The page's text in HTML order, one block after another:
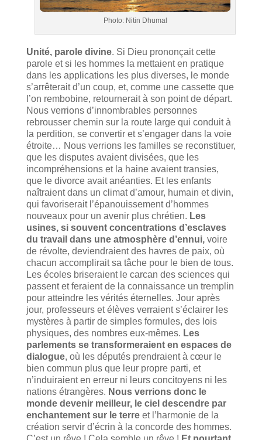
Photo: Nitin Dhumal
Unité, parole divine. Si Dieu prononçait cette
parole et si les hommes la mettaient en pratique
dans les applications les plus diverses, le monde
s’arrêterait d’un coup, et, comme une cassette que
l’on rembobine, retournerait à son point de départ.
Nous verrions d’innombrables personnes
rebrousser chemin sur la route large qui conduit à
la perdition, se convertir et s’engager dans la voie
étroite… Nous verrions les familles se reconstituer,
que les disputes avaient divisées, que les
incompréhensions et la haine avaient transies,
que le divorce avait anéanties. Et les enfants
naîtraient dans un climat d’amour, humain et divin,
qui favoriserait l’épanouissement d’hommes
nouveaux pour un avenir plus chrétien. Les
usines, si souvent concentrations d’esclaves
du travail dans une atmosphère d’ennui,voire
de révolte, deviendraient des havres de paix, où
chacun accomplirait sa tâche pour le bien de tous.
Les écoles briseraient le carcan des sciences qui
passent et feraient de la connaissance un tremplin
pour atteindre les vérités éternelles. Jour après
jour, professeurs et élèves verraient s’éclairer les
mystères à partir de simples formules, des lois
physiques, des nombres eux-mêmes. Les
parlements se transformeraient en espaces de
dialogue, où les députés prendraient à cœur le
bien commun plus que leur propre parti, et
n’induiraient en erreur ni leurs concitoyens ni les
nations étrangères. Nous verrions donc le
monde devenir meilleur, le ciel descendre par
enchantement sur le terreet l’harmonie de la
création servir d’écrin à la concorde des hommes.